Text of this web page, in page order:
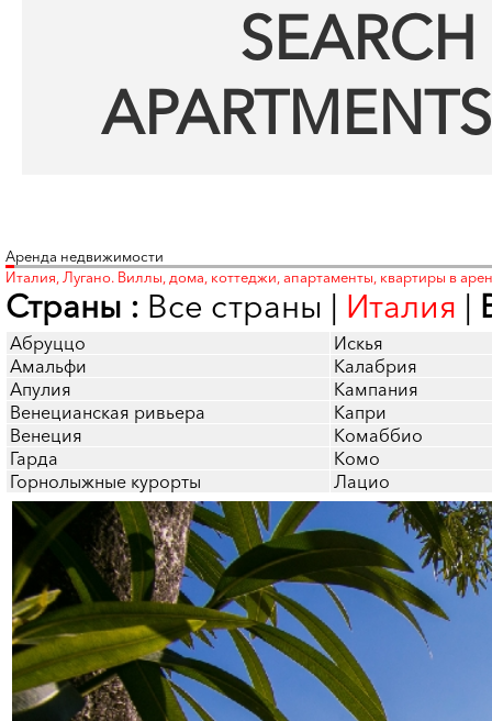
Аренда недвижимости
Италия, Лугано. Виллы, дома, коттеджи, апартаменты, квартиры в
Страны : Все страны | Италия |
Абруццо
Искья
Амальфи
Калабрия
Апулия
Кампания
Венецианская ривьера
Капри
Венеция
Комаббио
Гарда
Комо
Горнолыжные курорты
Лацио